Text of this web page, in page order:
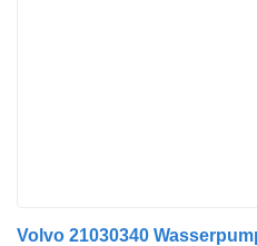
Volvo 21030340